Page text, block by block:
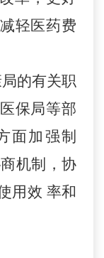
轻医药费
的有关职
保局等部
面加强制
机制，协
用效 率和